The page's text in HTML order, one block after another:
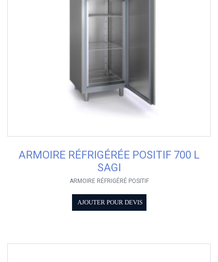
ARMOIRE RÉFRIGÉRÉE POSITIF 700 L
SAGI
ARMOIRE RÉFRIGÉRÉ POSITIF
AJOUTER POUR DEVIS